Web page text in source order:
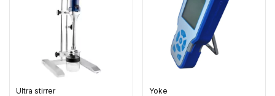
Ultra stirrer Yoke